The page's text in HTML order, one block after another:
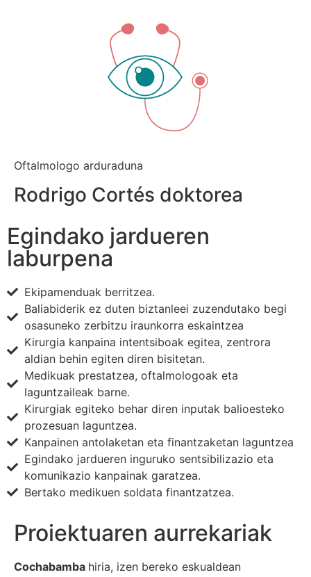
Oftalmologo arduraduna
Rodrigo Cortés doktorea
Egindako jardueren
laburpena
Ekipamenduak berritzea.
Baliabiderik ez duten biztanleei zuzendutako begi
osasuneko zerbitzu iraunkorra eskaintzea
Kirurgia kanpaina intentsiboak egitea, zentrora
aldian behin egiten diren bisitetan.
Medikuak prestatzea, oftalmologoak eta
laguntzaileak barne.
Kirurgiak egiteko behar diren inputak balioesteko
prozesuan laguntzea.
Kanpainen antolaketan eta finantzaketan laguntzea
Egindako jardueren inguruko sentsibilizazio eta
komunikazio kanpainak garatzea.
Bertako medikuen soldata finantzatzea.
Proiektuaren aurrekariak
Cochabamba hiria, izen bereko eskualdean